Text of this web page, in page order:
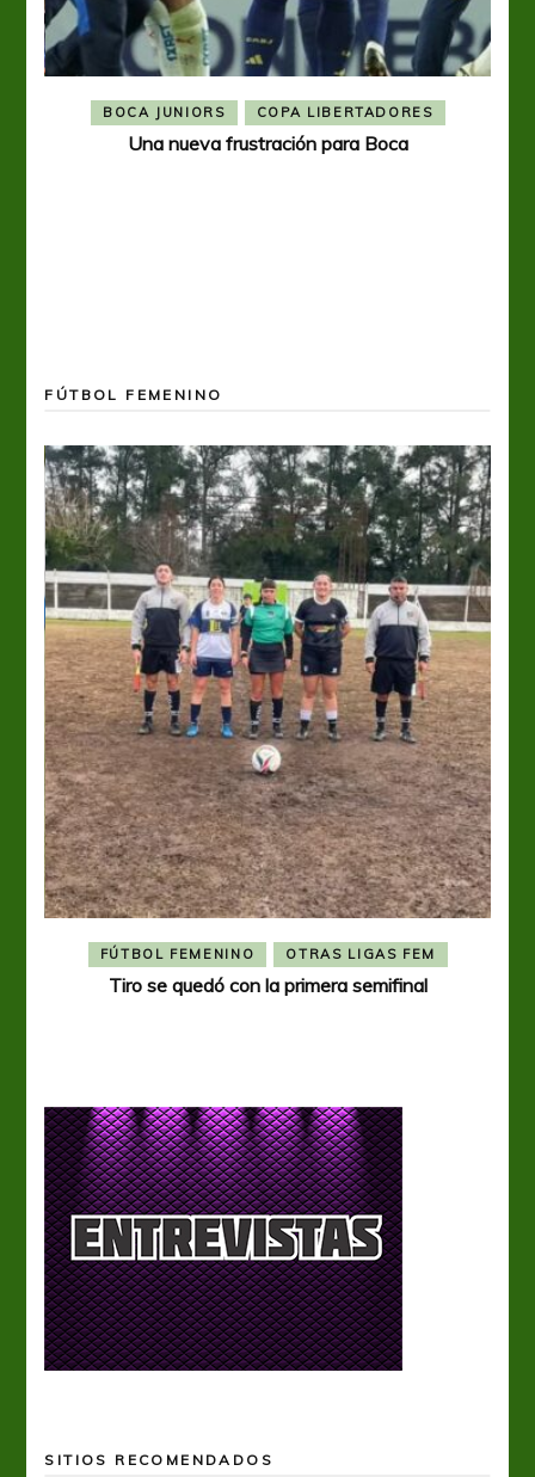
BOCA JUNIORS COPA LIBERTADORES
Una nueva frustración para Boca
FÚTBOL FEMENINO
FÚTBOL FEMENINO OTRAS LIGAS FEM
Tiro se quedó con la primera semifinal
SITIOS RECOMENDADOS